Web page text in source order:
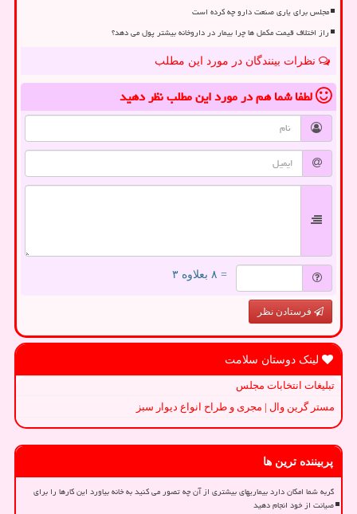
مجلس برای یاری صنعت دارو چه کرده است
راز اختلاف قیمت مکمل ها چرا بیمار در داروخانه بیشتر پول می دهد؟
نظرات بینندگان در مورد این مطلب
لطفا شما همدر مورد این مطلبنظر دهید
= ۸ بعلاوه ۳
فرستادن نظر
لینک دوستان سلامت
تبلیغات انتخابات مجلس
مستر گرین وال | مجری و طراح انواع دیوار سبز
پربیننده ترین ها
گربه شما امکان دارد بیماریهای بیشتری از آن چه تصور می کنید به خانه بیاورد این کارها را برای
صیانت از خود انجام دهید